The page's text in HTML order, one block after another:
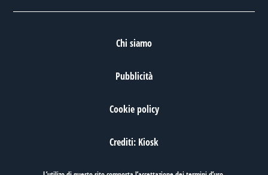
Chi siamo
Pubblicità
Cookie policy
Crediti: Kiosk